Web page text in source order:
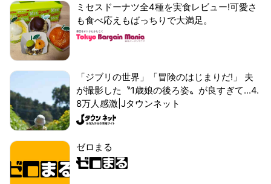
ミセスドーナツ全4種を実食レビュー!可愛さ
も食べ応えもばっちりで大満足。
「ジブリの世界」「冒険のはじまりだ!」 夫
が撮影した〝1歳娘の後ろ姿〟が良すぎて...4.
8万人感激|Jタウンネット
ゼロまる